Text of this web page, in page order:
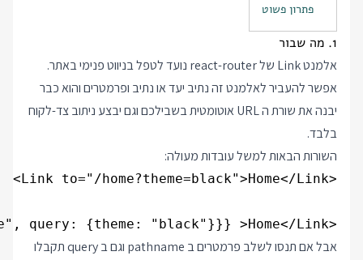
פתרון פשוט
1. מה שבור
אלמנט Link של react-router נועד לטפל בניווט פנימי באתר.
אפשר להעביר לאלמנט זה נתיב יעד או נתיב ופרמטרים והוא כבר
יבנה את שורת ה URL אוטומטית בשבילכם וגם יבצע ניתוב צד-לקוח
בלבד.
השורות הבאות למשל עובדות מעולה:
<Link to={{pathname: "home", query: {theme: "black"}}} >Home</Link>
אבל אם תנסו לשלב פרמטרים ב pathname וגם ב query תקבלו